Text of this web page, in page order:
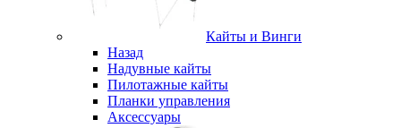
Кайты и Винги
Назад
Надувные кайты
Пилотажные кайты
Планки управления
Аксессуары